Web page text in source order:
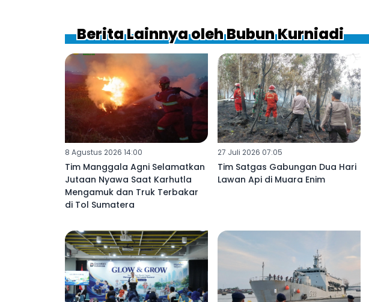
Berita Lainnya oleh Bubun Kurniadi
8 Agustus 2026 14:00
Tim Manggala Agni Selamatkan
Jutaan Nyawa Saat Karhutla
Mengamuk dan Truk Terbakar
di Tol Sumatera
27 Juli 2026 07:05
Tim Satgas Gabungan Dua Hari
Lawan Api di Muara Enim